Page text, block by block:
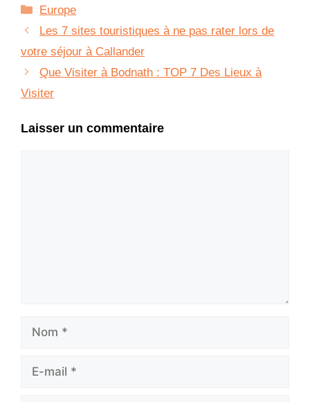
Catégories
Europe
Les 7 sites touristiques à ne pas rater lors de
votre séjour à Callander
Que Visiter à Bodnath : TOP 7 Des Lieux à
Visiter
Laisser un commentaire
Nom